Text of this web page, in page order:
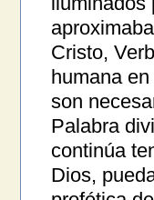
Cristo,
humana
son
Palabra
continúa
Dios,